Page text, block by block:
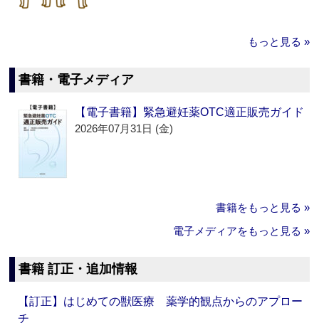
もっと見る »
書籍・電子メディア
【電子書籍】緊急避妊薬OTC適正販売ガイド
2026年07月31日 (金)
書籍をもっと見る »
電子メディアをもっと見る »
書籍 訂正・追加情報
【訂正】はじめての獣医療 薬学的観点からのアプロー
チ